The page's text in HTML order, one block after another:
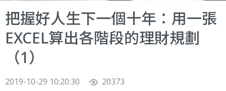
把握好人生下一個十年：用一張
EXCEL算出各階段的理財規劃
（1）
2019-10-29 10:20:30 20373